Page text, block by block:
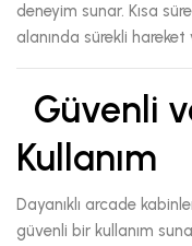
deneyim sunar. Kısa
alanında sürekli hareket
Güvenli
Kullanım
Dayanıklı arcade
güvenli bir kullanım